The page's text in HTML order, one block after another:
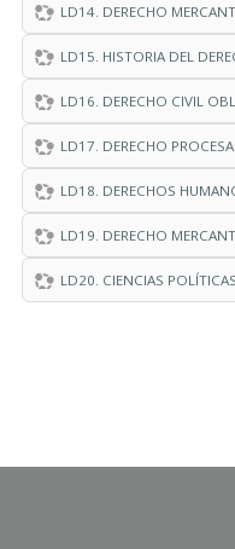
LD14. DERECHO
LD15. HISTORIA DEL
LD16. DERECHO CIVIL
LD17. DERECHO
LD18. DERECHOS
LD19. DERECHO
LD20. CIENCIAS POLÍTICAS